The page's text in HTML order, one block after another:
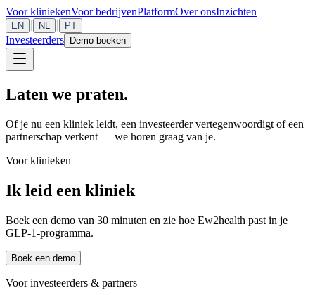
Voor kliniekenVoor bedrijvenPlatformOver onsInzichten
EN NL PT
Investeerders Demo boeken
Laten we praten.
Of je nu een kliniek leidt, een investeerder vertegenwoordigt of een
partnerschap verkent — we horen graag van je.
Voor klinieken
Ik leid een kliniek
Boek een demo van 30 minuten en zie hoe Ew2health past in je
GLP-1-programma.
Boek een demo
Voor investeerders & partners